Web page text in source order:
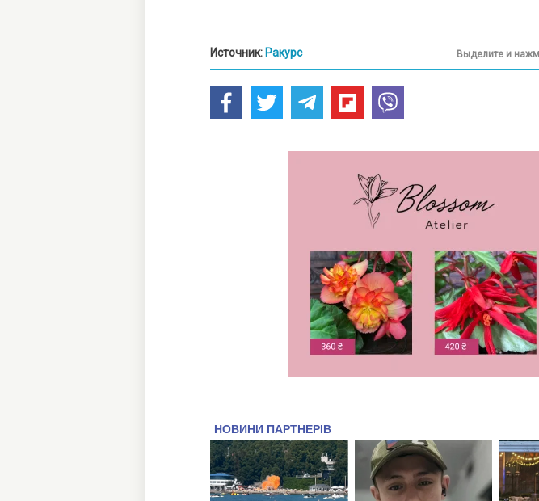
Источник: Ракурс
Выделите и